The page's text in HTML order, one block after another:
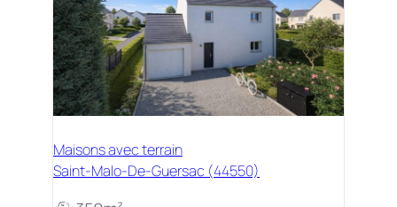
Maisons avec terrain
Saint-Malo-De-Guersac (44550)